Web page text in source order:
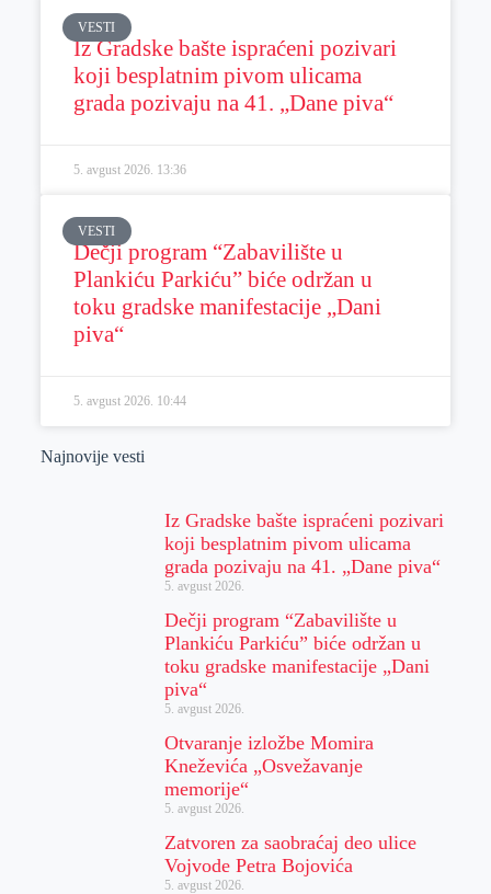
VESTI
Iz Gradske bašte ispraćeni pozivari
koji besplatnim pivom ulicama
grada pozivaju na 41. „Dane piva“
5. avgust 2026. 13:36
VESTI
Dečji program “Zabavilište u
Plankiću Parkiću” biće održan u
toku gradske manifestacije „Dani
piva“
5. avgust 2026. 10:44
Najnovije vesti
Iz Gradske bašte ispraćeni pozivari
koji besplatnim pivom ulicama
grada pozivaju na 41. „Dane piva“
5. avgust 2026.
Dečji program “Zabavilište u
Plankiću Parkiću” biće održan u
toku gradske manifestacije „Dani
piva“
5. avgust 2026.
Otvaranje izložbe Momira
Kneževića „Osvežavanje
memorije“
5. avgust 2026.
Zatvoren za saobraćaj deo ulice
Vojvode Petra Bojovića
5. avgust 2026.